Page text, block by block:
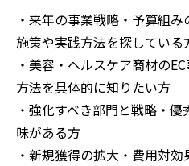
・来年の事業戦略・予算組
施策や実践方法を探している
・美容・ヘルスケア商材の
方法を具体的に知りたい方
・強化すべき部門と戦略・
味がある方
・新規獲得の拡大・費用対